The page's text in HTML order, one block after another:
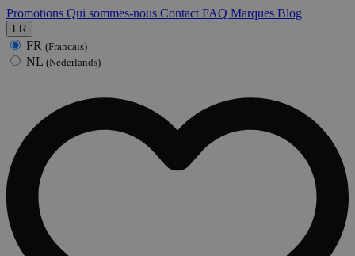
Promotions Qui sommes-nous Contact FAQ Marques Blog
FR
FR (Francais)
NL (Nederlands)